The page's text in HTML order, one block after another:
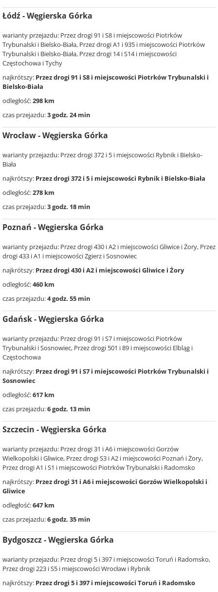
Łódź - Węgierska Górka
warianty przejazdu: Przez drogi 91 i S8 i miejscowości Piotrków
Trybunalski i Bielsko-Biała, Przez drogi A1 i 935 i miejscowości Piotrków
Trybunalski i Bielsko-Biała, Przez drogi 14 i S14 i miejscowości
Częstochowa i Tychy
najkrótszy: Przez drogi 91 i S8 i miejscowości Piotrków Trybunalski i
Bielsko-Biała
odległość:298 km
czas przejazdu:3 godz. 24 min
Wrocław - Węgierska Górka
warianty przejazdu: Przez drogi 372 i 5 i miejscowości Rybnik i Bielsko-
Biała
najkrótszy: Przez drogi 372 i 5 i miejscowości Rybnik i Bielsko-Biała
odległość:278 km
czas przejazdu:3 godz. 18 min
Poznań - Węgierska Górka
warianty przejazdu: Przez drogi 430 i A2 i miejscowości Gliwice i Żory, Przez
drogi 433 i A1 i miejscowości Zgierz i Sosnowiec
najkrótszy: Przez drogi 430 i A2 i miejscowości Gliwice i Żory
odległość:460 km
czas przejazdu:4 godz. 55 min
Gdańsk - Węgierska Górka
warianty przejazdu: Przez drogi 91 i S7 i miejscowości Piotrków
Trybunalski i Sosnowiec, Przez drogi 501 i 89 i miejscowości Elbląg i
Częstochowa
najkrótszy: Przez drogi 91 i S7 i miejscowości Piotrków Trybunalski i
Sosnowiec
odległość:617 km
czas przejazdu:6 godz. 13 min
Szczecin - Węgierska Górka
warianty przejazdu: Przez drogi 31 i A6 i miejscowości Gorzów
Wielkopolski i Gliwice, Przez drogi S3 i A2 i miejscowości Poznań i Żory,
Przez drogi A1 i S1 i miejscowości Piotrków Trybunalski i Radomsko
najkrótszy: Przez drogi 31 i A6 i miejscowości Gorzów Wielkopolski i
Gliwice
odległość:647 km
czas przejazdu:6 godz. 35 min
Bydgoszcz - Węgierska Górka
warianty przejazdu: Przez drogi 5 i 397 i miejscowości Toruń i Radomsko,
Przez drogi 223 i S5 i miejscowości Wrocław i Rybnik
najkrótszy: Przez drogi 5 i 397 i miejscowości Toruń i Radomsko